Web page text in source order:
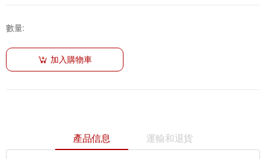
數量:
加入購物車
產品信息 運輸和退貨